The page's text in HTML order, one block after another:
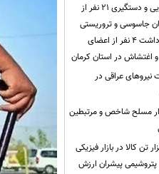
وزارت اطلاعات: شناسایی و دستگیری ۲۱ نفر از
جاسوسی و تروریستی
رژیم صهیونیستی و بازداشت ۴ نفر از اعضای
اغتشاش در استان کرمان
نیروهای عراقی در
از اشرار مسلح شاخص و مرتبطین
بیش از ۴۱۳ هزار تن کالا در بازار فیزیکی
پتروشیمی پیشران ارزش